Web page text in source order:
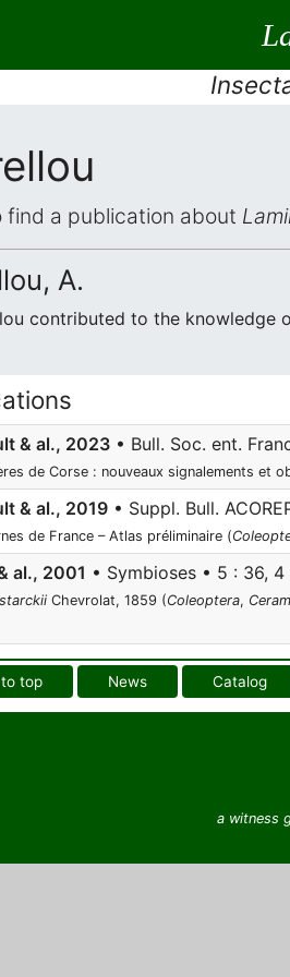
find a publication about
A.
contributed to the knowledge
& al., 2023 • Bull. Soc. ent.
de Corse : nouveaux signalements et
& al., 2019 • Suppl. Bull.
de France – Atlas préliminaire (
al., 2001 • Symbioses • 5 : 36, 4
Chevrolat, 1859 (Coleoptera,
top News Catalog
a witness